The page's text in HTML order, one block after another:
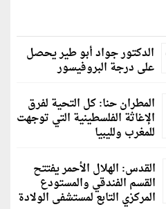
الدكتور جواد أبو طير يحصل
على درجة البروفيسور
المطران حنا: كل التحية لفرق
الإغاثة الفلسطينية التي توجهت
للمغرب ولليبيا
القدس: الهلال الأحمر يفتتح
القسم الفندقي والمستودع
المركزي التابع لمستشفى الولادة